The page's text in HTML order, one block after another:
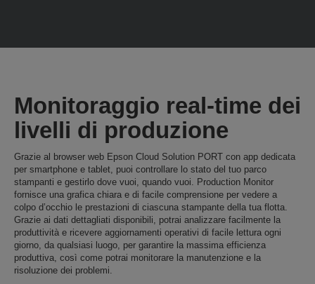
Monitoraggio real-time dei
livelli di produzione
Grazie al browser web Epson Cloud Solution PORT con app dedicata
per smartphone e tablet, puoi controllare lo stato del tuo parco
stampanti e gestirlo dove vuoi, quando vuoi. Production Monitor
fornisce una grafica chiara e di facile comprensione per vedere a
colpo d’occhio le prestazioni di ciascuna stampante della tua flotta.
Grazie ai dati dettagliati disponibili, potrai analizzare facilmente la
produttività e ricevere aggiornamenti operativi di facile lettura ogni
giorno, da qualsiasi luogo, per garantire la massima efficienza
produttiva, così come potrai monitorare la manutenzione e la
risoluzione dei problemi.